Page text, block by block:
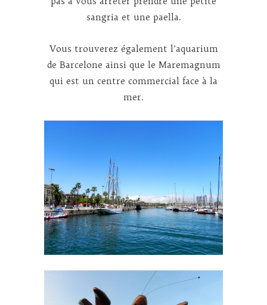
sangria et une paella.
Vous trouverez également l’aquarium
de Barcelone ainsi que le Maremagnum
qui est un centre commercial face à la
mer.